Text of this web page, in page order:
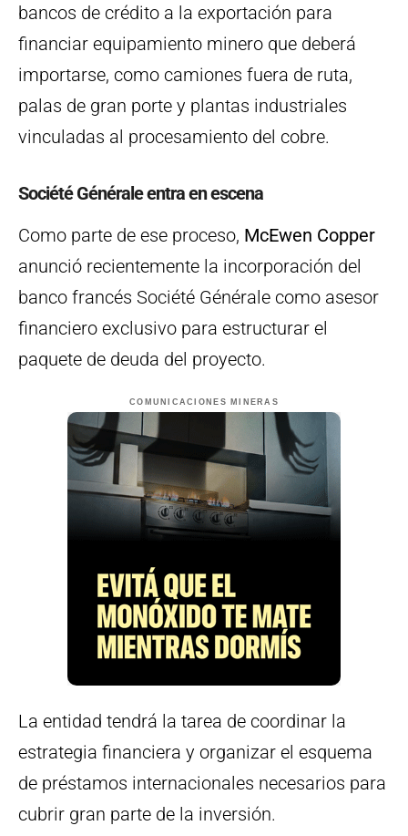
bancos de crédito a la exportación para
financiar equipamiento minero que deberá
importarse, como camiones fuera de ruta,
palas de gran porte y plantas industriales
vinculadas al procesamiento del cobre.
Société Générale entra en escena
Como parte de ese proceso, McEwen Copper
anunció recientemente la incorporación del
banco francés Société Générale como asesor
financiero exclusivo para estructurar el
paquete de deuda del proyecto.
COMUNICACIONES MINERAS
La entidad tendrá la tarea de coordinar la
estrategia financiera y organizar el esquema
de préstamos internacionales necesarios para
cubrir gran parte de la inversión.